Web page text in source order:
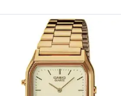
za pomocą